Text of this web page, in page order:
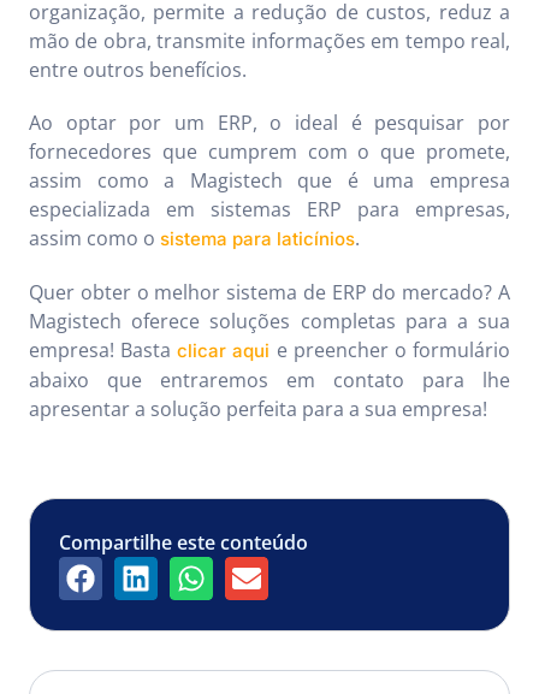
organização, permite a redução de custos, reduz a
mão de obra, transmite informações em tempo real,
entre outros benefícios.
Ao optar por um ERP, o ideal é pesquisar por
fornecedores que cumprem com o que promete,
assim como a Magistech que é uma empresa
especializada em sistemas ERP para empresas,
assim como o sistema para laticínios.
Quer obter o melhor sistema de ERP do mercado? A
Magistech oferece soluções completas para a sua
empresa! Bastaclicar aqui e preencher o formulário
abaixo que entraremos em contato para lhe
apresentar a solução perfeita para a sua empresa!
Compartilhe este conteúdo